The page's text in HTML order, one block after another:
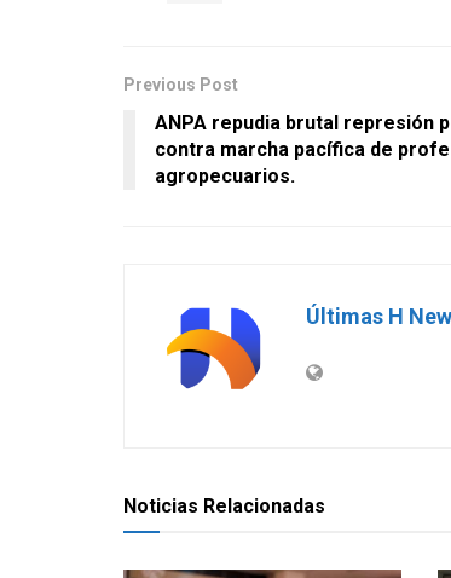
Previous Post
ANPA repudia brutal represión
contra marcha pacífica de
agropecuarios.
Últimas H
Noticias Relacionadas